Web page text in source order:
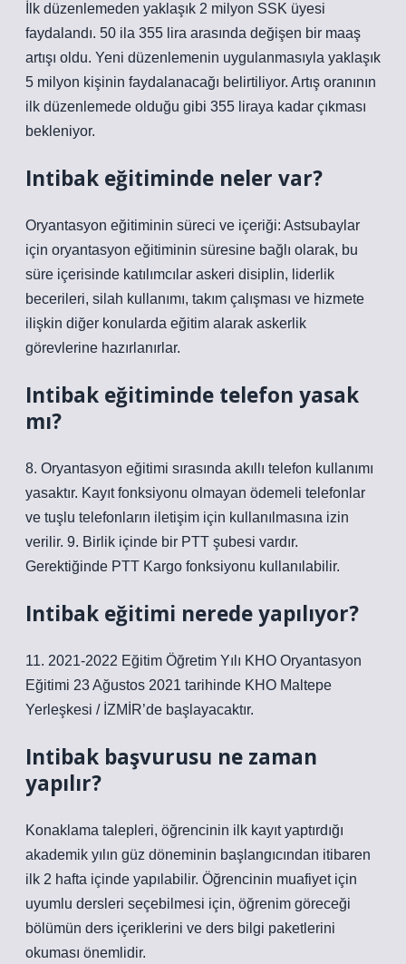
İlk düzenlemeden yaklaşık 2 milyon SSK üyesi
faydalandı. 50 ila 355 lira arasında değişen bir maaş
artışı oldu. Yeni düzenlemenin uygulanmasıyla yaklaşık
5 milyon kişinin faydalanacağı belirtiliyor. Artış oranının
ilk düzenlemede olduğu gibi 355 liraya kadar çıkması
bekleniyor.
Intibak eğitiminde neler var?
Oryantasyon eğitiminin süreci ve içeriği: Astsubaylar
için oryantasyon eğitiminin süresine bağlı olarak, bu
süre içerisinde katılımcılar askeri disiplin, liderlik
becerileri, silah kullanımı, takım çalışması ve hizmete
ilişkin diğer konularda eğitim alarak askerlik
görevlerine hazırlanırlar.
Intibak eğitiminde telefon yasak
mı?
8. Oryantasyon eğitimi sırasında akıllı telefon kullanımı
yasaktır. Kayıt fonksiyonu olmayan ödemeli telefonlar
ve tuşlu telefonların iletişim için kullanılmasına izin
verilir. 9. Birlik içinde bir PTT şubesi vardır.
Gerektiğinde PTT Kargo fonksiyonu kullanılabilir.
Intibak eğitimi nerede yapılıyor?
11. 2021-2022 Eğitim Öğretim Yılı KHO Oryantasyon
Eğitimi 23 Ağustos 2021 tarihinde KHO Maltepe
Yerleşkesi / İZMİR’de başlayacaktır.
Intibak başvurusu ne zaman
yapılır?
Konaklama talepleri, öğrencinin ilk kayıt yaptırdığı
akademik yılın güz döneminin başlangıcından itibaren
ilk 2 hafta içinde yapılabilir. Öğrencinin muafiyet için
uyumlu dersleri seçebilmesi için, öğrenim göreceği
bölümün ders içeriklerini ve ders bilgi paketlerini
okuması önemlidir.